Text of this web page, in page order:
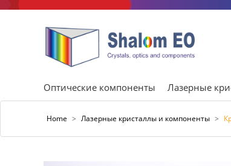
Оптические компоненты Лазерные
Home > Лазерные кристаллы и компоненты >